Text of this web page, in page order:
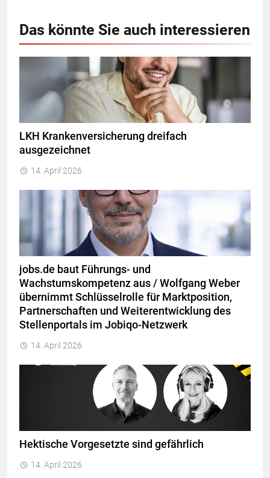
Das könnte Sie auch interessieren
LKH Krankenversicherung dreifach
ausgezeichnet
14. April 2026
jobs.de baut Führungs- und
Wachstumskompetenz aus / Wolfgang Weber
übernimmt Schlüsselrolle für Marktposition,
Partnerschaften und Weiterentwicklung des
Stellenportals im Jobiqo-Netzwerk
14. April 2026
Hektische Vorgesetzte sind gefährlich
14. April 2026